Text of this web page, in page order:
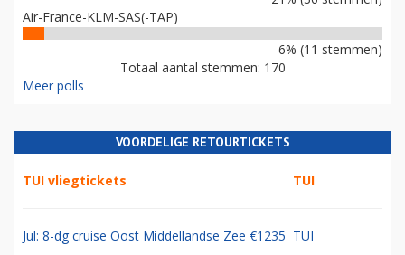
Air-France-KLM-SAS(-TAP)
6% (11 stemmen)
Totaal aantal stemmen: 170
Meer polls
VOORDELIGE RETOURTICKETS
TUI vliegtickets TUI
Jul: 8-dg cruise Oost Middellandse Zee €1235 TUI